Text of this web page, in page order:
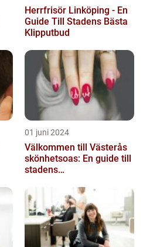
Herrfrisör Linköping - En
Guide Till Stadens Bästa
Klipputbud
01 juni 2024
Välkommen till Västerås
skönhetsoas: En guide till
stadens